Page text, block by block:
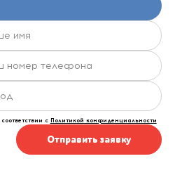
с Политикой конфиденциальности
Отправить заявку